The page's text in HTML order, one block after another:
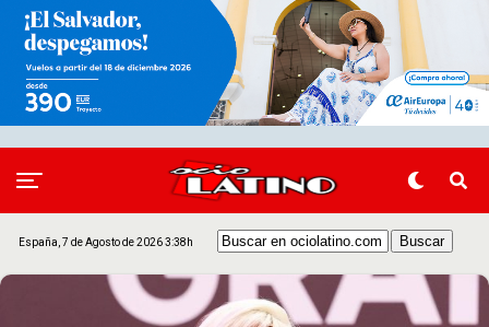
España, 7 de Agosto de 2026 3:38h